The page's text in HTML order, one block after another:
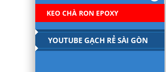
KEO CHÀ RON EPOXY
YOUTUBE GẠCH RẺ SÀI GÒN